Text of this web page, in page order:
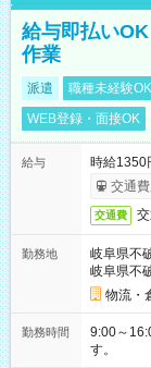
給与即払い
作業
派遣 職種未経験OK
WEB登録・面接OK
給与
時給
交通
交通費
勤務地
岐阜県不
岐阜県不
物流・
勤務時間
9:00～16:00 9:00～
す。